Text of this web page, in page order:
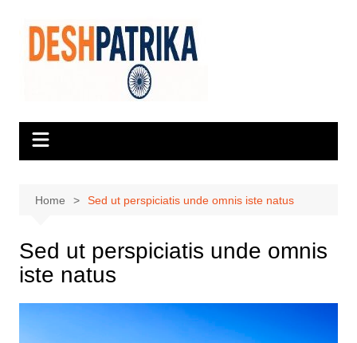
content
Home Sed ut perspiciatis unde omnis iste natus
Sed ut perspiciatis unde omnis
iste natus